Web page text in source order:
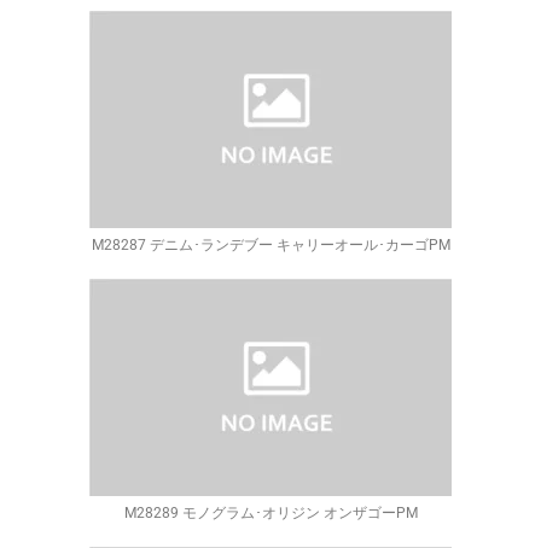
M28287 デニム･ランデブー キャリーオール･カーゴPM
M28289 モノグラム･オリジン オンザゴーPM